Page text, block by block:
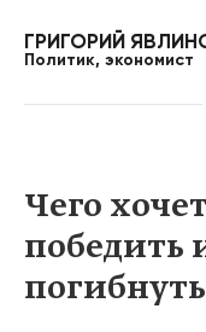
ГРИГОРИЙ
Политик, экономист
Чего
победить